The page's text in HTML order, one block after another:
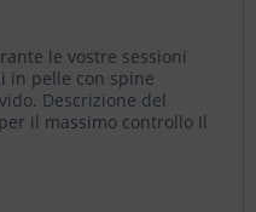
le vostre sessioni
in pelle con spine
Descrizione del
il massimo controllo Il